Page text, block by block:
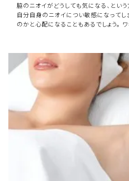
脇のニオイがどうしても気になる、とい
自分自身のニオイについ敏感になってし
のかと心配になることもあるでしょう。